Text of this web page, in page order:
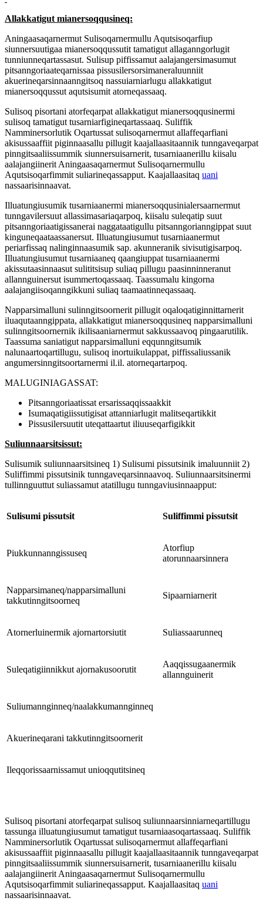
Allakkatigut mianersoqqusineq:
Aningaasaqarnermut Sulisoqarnermullu Aqutsisoqarfiup
siunnersuutigaa mianersoqqussutit tamatigut allaganngorlugit
tunniunneqartassasut. Sulisup piffissamut aalajangersimasumut
pitsanngoriaateqarnissaa pissusilersorsimaneraluunniit
akuerineqarsinnaanngitsoq nassuiarniarlugu allakkatigut
mianersoqqussut aqutsisumit atorneqassaaq.
Sulisoq pisortani atorfeqarpat allakkatigut mianersoqqusinermi
sulisoq tamatigut tusarniarfigineqartassaaq. Suliffik
Namminersorlutik Oqartussat sulisoqarnermut allaffeqarfiani
akisussaaffiit piginnaasallu pillugit kaajallaasitaannik tunngaveqarpat
pinngitsaaliissummik siunnersuisarnerit, tusarniaanerillu kiisalu
aalajangiinerit Aningaasaqarnermut Sulisoqarnermullu
Aqutsisoqarfimmit suliarineqassapput. Kaajallaasitaq uani
nassaarisinnaavat.
Illuatungiusumik tusarniaanermi mianersoqqusinialersaarnermut
tunngavilersuut allassimasariaqarpoq, kiisalu suleqatip suut
pitsanngoriaatigissanerai naggataatigullu pitsanngorianngippat suut
kinguneqaataassanersut. Illuatungiusumut tusarniaanermut
periarfissaq nalinginnaasumik sap. akunneranik sivisutigisarpoq.
Illuatungiusumut tusarniaaneq qaangiuppat tusarniaanermi
akissutaasinnaasut sulititsisup suliaq pillugu paasinninneranut
allannguinersut isummertoqassaaq. Taassumalu kingorna
aalajangiisoqanngikkuni suliaq taamaatinneqassaaq.
Napparsimalluni sulinngitsoornerit pillugit oqaloqatiginnittarnerit
iluaqutaanngippata, allakkatigut mianersoqqusineq napparsimalluni
sulinngitsoornernik ikilisaaniarnermut sakkussaavoq pingaarutilik.
Taassuma saniatigut napparsimalluni eqqunngitsumik
nalunaartoqartillugu, sulisoq inortuikulappat, piffissaliussanik
angumersinngitsoortarnermi il.il. atorneqartarpoq.
MALUGINIAGASSAT:
Pitsanngoriaatissat ersarissaqqissaakkit
Isumaqatigiissutigisat attanniarlugit malitseqartikkit
Pissusilersuutit uteqattaartut iliuuseqarfigikkit
Suliunnaarsitsissut:
Sulisumik suliunnaarsitsineq 1) Sulisumi pissutsinik imaluunniit 2)
Suliffimmi pissutsinik tunngaveqarsinnaavoq. Suliunnaarsitsinermi
tullinnguuttut suliassamut atatillugu tunngaviusinnaapput:
Sulisumi pissutsit Suliffimmi pissutsit
Piukkunnanngissuseq
Atorfiup
atorunnaarsinnera
Napparsimaneq/napparsimalluni
takkutinngitsoorneq
Sipaarniarnerit
Atornerluinermik ajornartorsiutit Suliassaarunneq
Suleqatigiinnikkut ajornakusoorutit
Aaqqissugaanermik
allannguinerit
Suliumannginneq/naalakkumannginneq
Akuerineqarani takkutinngitsoornerit
Ileqqorissaarnissamut unioqqutitsineq
Sulisoq pisortani atorfeqarpat sulisoq suliunnaarsinniarneqartillugu
tassunga illuatungiusumut tamatigut tusarniaasoqartassaaq. Suliffik
Namminersorlutik Oqartussat sulisoqarnermut allaffeqarfiani
akisussaaffiit piginnaasallu pillugit kaajallaasitaannik tunngaveqarpat
pinngitsaaliissummik siunnersuisarnerit, tusarniaanerillu kiisalu
aalajangiinerit Aningaasaqarnermut Sulisoqarnermullu
Aqutsisoqarfimmit suliarineqassapput. Kaajallaasitaq uani
nassaarisinnaavat.